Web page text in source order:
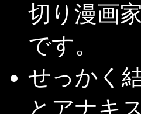
切り漫画
です。
せっかく
とアナキ